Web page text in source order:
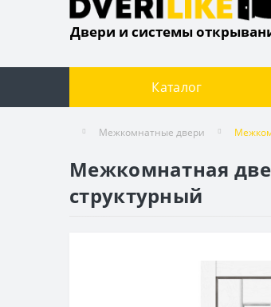
Двери и системы
Каталог
Межкомнатные двери
Межкомнатная
структурный